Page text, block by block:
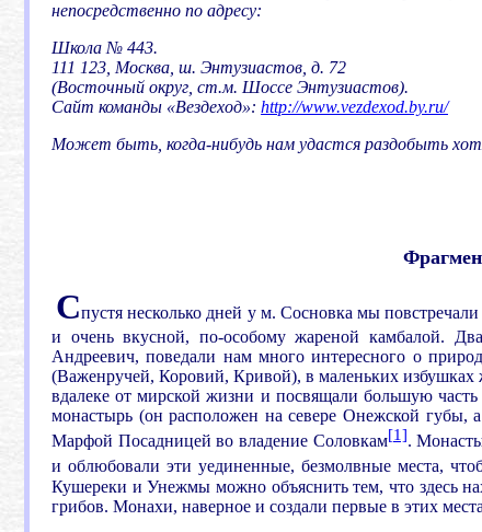
непосредственно по адресу:
Школа № 443.
111 123, Москва, ш. Энтузиастов, д. 72
(Восточный округ, ст.м. Шоссе Энтузиастов).
Сайт команды «Вездеход»: http://www.vezdexod.by.ru/
Может быть, когда-нибудь нам удастся раздобыть
Спустя несколько дней у м. Сосновка мы
и очень вкусной, по-особому жареной камбалой.
Андреевич, поведали нам много интересного о
(Важенручей, Коровий, Кривой), в маленьких
вдалеке от мирской жизни и посвящали большую
монастырь (он расположен на севере Онежской
Марфой Посадницей во владение Соловкам[1].
и облюбовали эти уединенные, безмолвные места,
Кушереки и Унежмы можно объяснить тем, что здесь
грибов. Монахи, наверное и создали первые в этих